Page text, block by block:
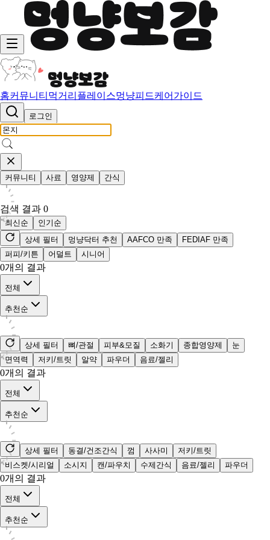
홈커뮤니티 먹거리 플레이스멍냥피드케어가이드
로그인
커뮤니티 사료 영양제 간식
검색 결과 0
최신순
인기순
상세 필터
멍냥닥터 추천 AAFCO 만족
FEDIAF 만족
퍼피/키튼
어덜트 시니어
0개의 결과
전체
추천순
상세 필터 뼈/관절 피부&모질 소화기 종합영양제
눈
면역력
저키/트릿 알약 파우더 음료/젤리
0개의 결과
전체
추천순
상세 필터 동결/건조간식 껌 사사미
저키/트릿
비스켓/시리얼
소시지 캔/파우치 수제간식 음료/젤리 파우더
0개의 결과
전체
추천순